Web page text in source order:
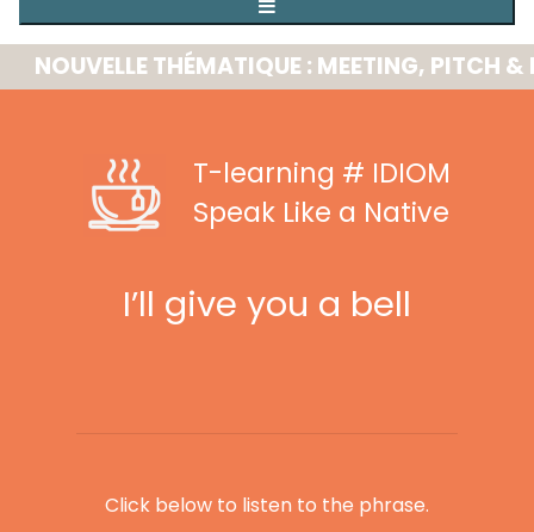
THÉMATIQUE : MEETING, PITCH &
T-learning # IDIOM
Speak Like a Native
I’ll give you a bell
Click below to listen to the phrase.